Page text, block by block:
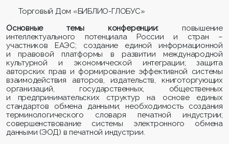
Торговый Дом «БИБЛИО-ГЛОБУС»
Основные темы конференции:
повышение
интеллектуального потенциалаРоссии и стран –
участников ЕАЭС; создание единой информационной
и правовой платформы в развитии международной
культурной и экономической интеграции; защита
авторских прав и формирование эффективной системы
взаимодействия авторов, издательств, книготоргующих
организаций, государственных, общественных
и предпринимательских структур на основе единых
стандартов обмена данными; необходимость создания
терминологического словаря печатной индустрии;
совершенствование системы электронного обмена
данными (ЭОД) в печатной индустрии.